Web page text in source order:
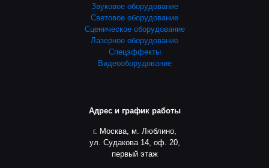
Звуковое оборудование
Световое оборудование
Сценическое оборудование
Лазерное оборудование
Спецэффекты
Видеооборудование
Адрес и график работы
г. Москва, м. Люблино,
ул. Судакова 14, оф. 20,
первый этаж